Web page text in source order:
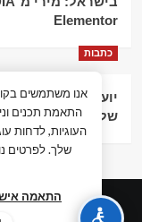
Elementor
כתבות
יועץ עסקי וליווי
של העסק
© כל הזכויות
התאמת תכנים
העוגיות, לדחות
שלך. לפרטים
התאמה